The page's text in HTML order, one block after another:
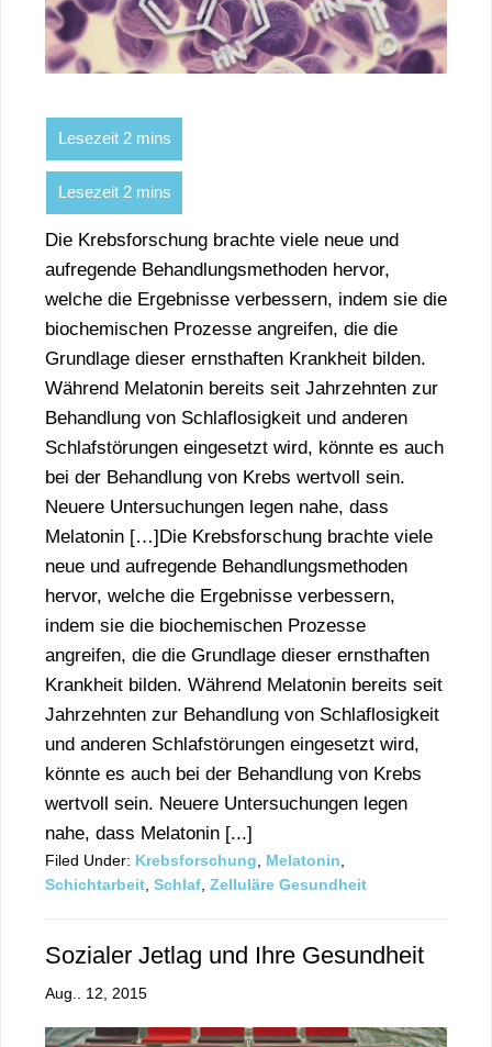
Die Krebsforschung brachte viele neue und
aufregende Behandlungsmethoden hervor,
welche die Ergebnisse verbessern, indem sie die
biochemischen Prozesse angreifen, die die
Grundlage dieser ernsthaften Krankheit bilden.
Während Melatonin bereits seit Jahrzehnten zur
Behandlung von Schlaflosigkeit und anderen
Schlafstörungen eingesetzt wird, könnte es auch
bei der Behandlung von Krebs wertvoll sein.
Neuere Untersuchungen legen nahe, dass
Melatonin […]Die Krebsforschung brachte viele
neue und aufregende Behandlungsmethoden
hervor, welche die Ergebnisse verbessern,
indem sie die biochemischen Prozesse
angreifen, die die Grundlage dieser ernsthaften
Krankheit bilden. Während Melatonin bereits seit
Jahrzehnten zur Behandlung von Schlaflosigkeit
und anderen Schlafstörungen eingesetzt wird,
könnte es auch bei der Behandlung von Krebs
wertvoll sein. Neuere Untersuchungen legen
nahe, dass Melatonin [...]
Filed Under: Krebsforschung Melatonin
Schichtarbeit Schlaf Zelluläre Gesundheit
Sozialer Jetlag und Ihre Gesundheit
Aug.. 12, 2015